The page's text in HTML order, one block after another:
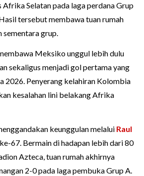
Afrika Selatan pada laga perdana Grup
tersebut membawa tuan rumah
sementara grup.
Meksiko unggul lebih dulu
sekaligus menjadi gol pertama yang
2026. Penyerang kelahiran Kolombia
kesalahan lini belakang Afrika
keunggulan melalui Raul
67. Bermain di hadapan lebih dari 80
Azteca, tuan rumah akhirnya
2-0 pada laga pembuka Grup A.